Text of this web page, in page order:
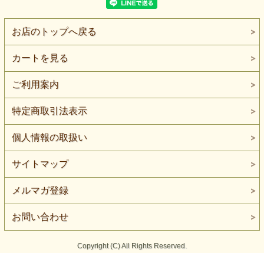
お店のトップへ戻る
カートを見る
ご利用案内
特定商取引法表示
個人情報の取扱い
サイトマップ
メルマガ登録
お問い合わせ
Copyright (C) All Rights Reserved.